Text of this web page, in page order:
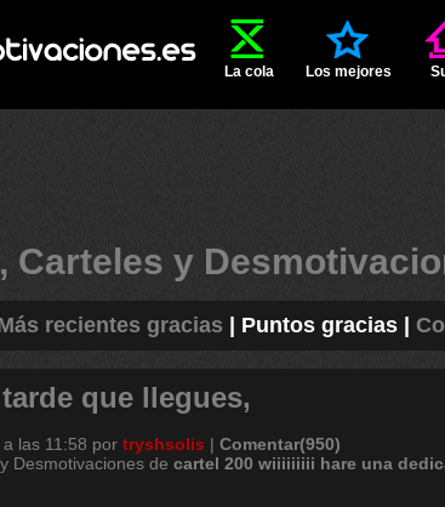
La cola Los mejores
Carteles y
recientes gracias Puntos gracias
que llegues,
las 11:58 por tryshsolis | Comentar(950)
Desmotivaciones de cartel 200 wiiiiiiiii hare una